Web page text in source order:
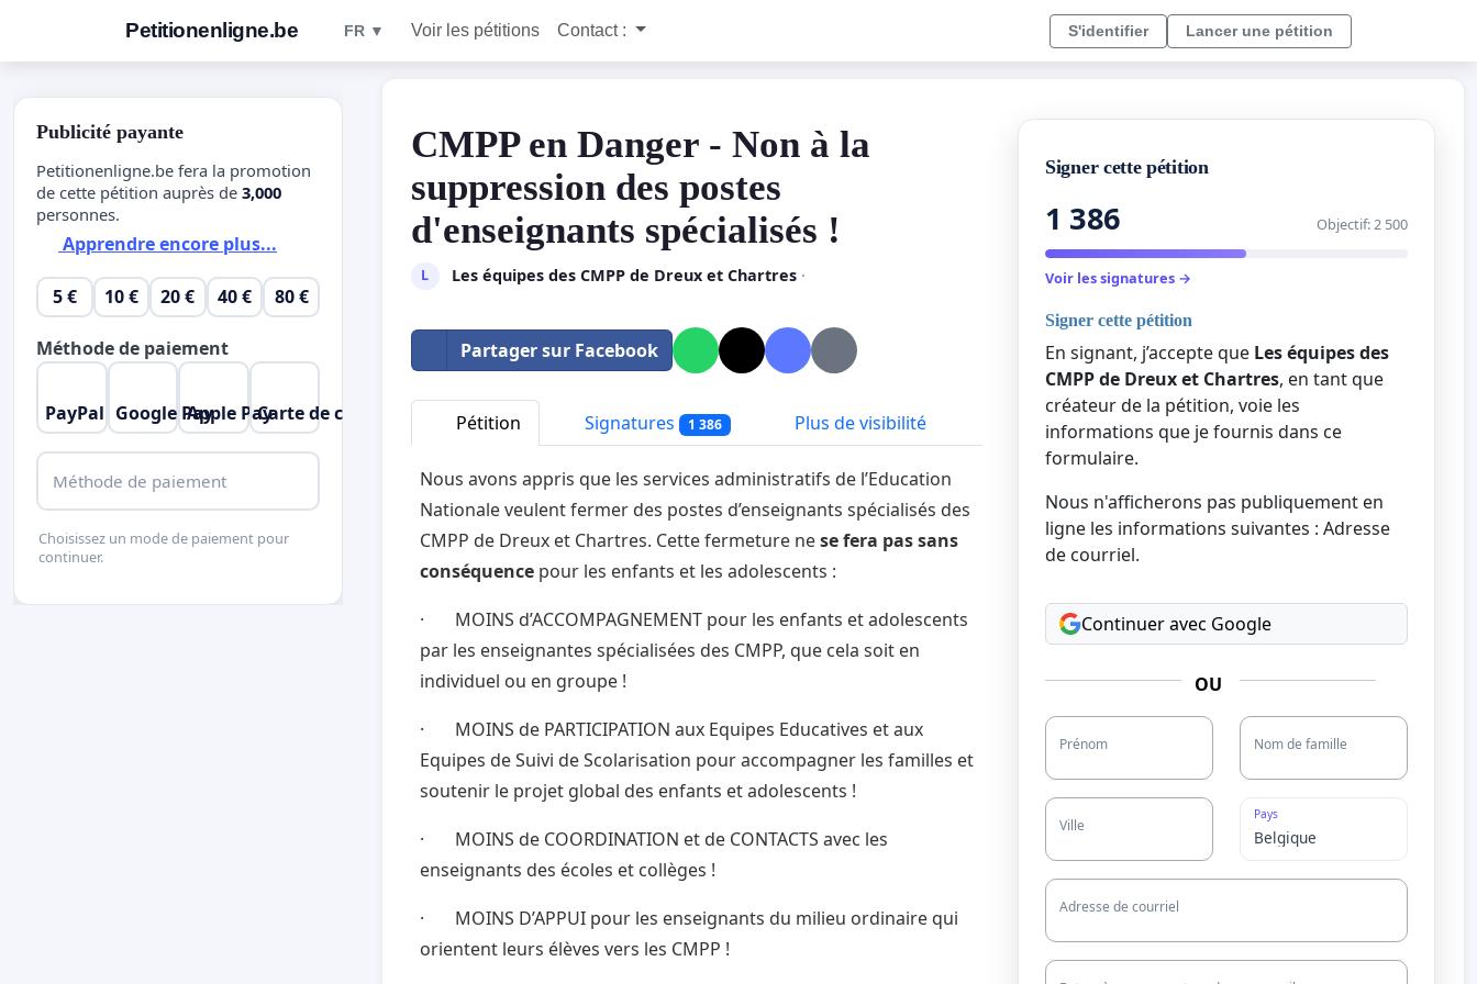
Petitionenligne.be FR ▼ Voir les pétitions Contact : S'identifier Lancer une pétition
CMPP en Danger - Non à la
suppression des postes
d'enseignants spécialisés !
L Les équipes des CMPP de Dreux et Chartres·
Partager sur Facebook
Pétition Signatures 1 386 Plus de visibilité
Nous avons appris que les services administratifs de l’Education
Nationale veulent fermer des postes d’enseignants spécialisés des
CMPP de Dreux et Chartres. Cette fermeture nese fera pas sans
conséquence pour les enfants et les adolescents :
· MOINS d’ACCOMPAGNEMENT pour les enfants et adolescents
par les enseignantes spécialisées des CMPP, que cela soit en
individuel ou en groupe !
· MOINS de PARTICIPATION aux Equipes Educatives et aux
Equipes de Suivi de Scolarisation pour accompagner les familles et
soutenir le projet global des enfants et adolescents !
· MOINS de COORDINATION et de CONTACTS avec les
enseignants des écoles et collèges !
· MOINS D’APPUI pour les enseignants du milieu ordinaire qui
orientent leurs élèves vers les CMPP !
Signer cette pétition
1 386 Objectif: 2 500
Voir les signatures →
Signer cette pétition
En signant, j’accepte que Les équipes des
CMPP de Dreux et Chartres, en tant que
créateur de la pétition, voie les
informations que je fournis dans ce
formulaire.
Nous n'afficherons pas publiquement en
ligne les informations suivantes : Adresse
de courriel.
Continuer avec Google
OU
Prénom Nom de famille
Ville
Pays
Adresse de courriel
Publicité payante
Petitionenligne.be fera la promotion
de cette pétition auprès de 3,000
personnes.
Apprendre encore plus...
5 € 10 € 20 € 40 € 80 €
Méthode de paiement
PayPal Google PayApple PayCarte de crédit
Méthode de paiement
Choisissez un mode de paiement pour
continuer.